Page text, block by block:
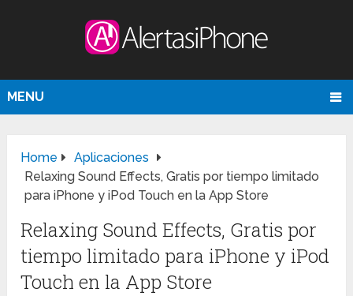
MENU
Home
Aplicaciones
Relaxing Sound Effects, Gratis por tiempo limitado
para iPhone y iPod Touch en la App Store
Relaxing Sound Effects, Gratis por
tiempo limitado para iPhone y iPod
Touch en la App Store